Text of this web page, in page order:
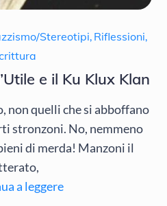
Stereotipi, Riflessioni,
e il Ku Klux Klan
non quelli che si abboffano
stronzoni. No, nemmeno
di merda! Manzoni il
a leggere